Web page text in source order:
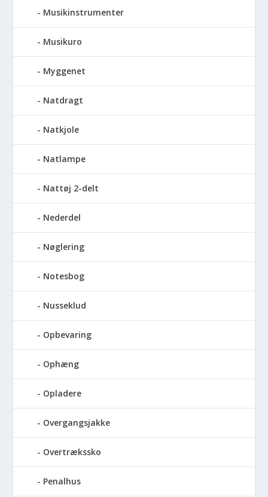
Musikinstrumenter
Musikuro
Myggenet
Natdragt
Natkjole
Natlampe
Nattøj 2-delt
Nederdel
Nøglering
Notesbog
Nusseklud
Opbevaring
Ophæng
Opladere
Overgangsjakke
Overtrækssko
Penalhus